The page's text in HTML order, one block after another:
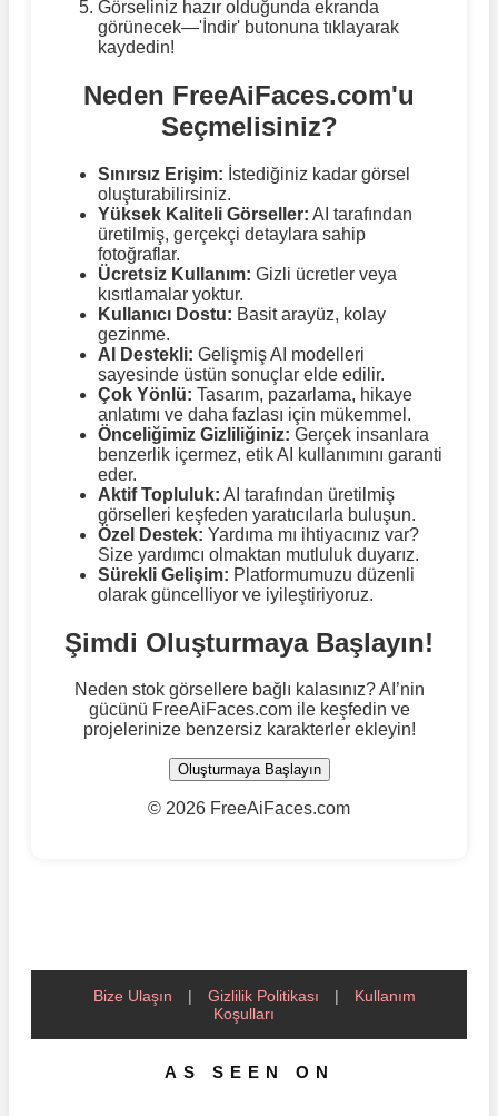
Görseliniz hazır olduğunda ekranda
görünecek—'İndir' butonuna tıklayarak
kaydedin!
Neden FreeAiFaces.com'u
Seçmelisiniz?
Sınırsız Erişim: İstediğiniz kadar görsel
oluşturabilirsiniz.
Yüksek Kaliteli Görseller: AI tarafından
üretilmiş, gerçekçi detaylara sahip
fotoğraflar.
Ücretsiz Kullanım: Gizli ücretler veya
kısıtlamalar yoktur.
Kullanıcı Dostu: Basit arayüz, kolay
gezinme.
AI Destekli: Gelişmiş AI modelleri
sayesinde üstün sonuçlar elde edilir.
Çok Yönlü: Tasarım, pazarlama, hikaye
anlatımı ve daha fazlası için mükemmel.
Önceliğimiz Gizliliğiniz: Gerçek insanlara
benzerlik içermez, etik AI kullanımını garanti
eder.
Aktif Topluluk: AI tarafından üretilmiş
görselleri keşfeden yaratıcılarla buluşun.
Özel Destek: Yardıma mı ihtiyacınız var?
Size yardımcı olmaktan mutluluk duyarız.
Sürekli Gelişim: Platformumuzu düzenli
olarak güncelliyor ve iyileştiriyoruz.
Şimdi Oluşturmaya Başlayın!
Neden stok görsellere bağlı kalasınız? AI’nin
gücünü FreeAiFaces.com ile keşfedin ve
projelerinize benzersiz karakterler ekleyin!
Oluşturmaya Başlayın
© 2026 FreeAiFaces.com
Bize Ulaşın | Gizlilik Politikası |
Kullanım
Koşulları
AS SEEN ON